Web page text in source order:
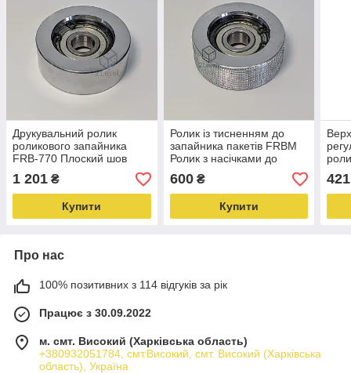
Друкувальний ролик
роликового запайника
FRB-770 Плоский шов
FRBM-810 Вирівнювальне
колесо FR-900
1 201 ₴
Купити
Ролик із тисненням до
запайника пакетів FRBM
Ролик з насічками до
зайчика конвеєрного FRB
Колесо FR-900
600₴
Купити
421
Про нас
100% позитивних з 114 відгуків за рік
Працює з 30.09.2022
м. смт. Високий (Харківська область)
+380932051784, смт.Високий, смт. Високий (Харківська
область), Україна